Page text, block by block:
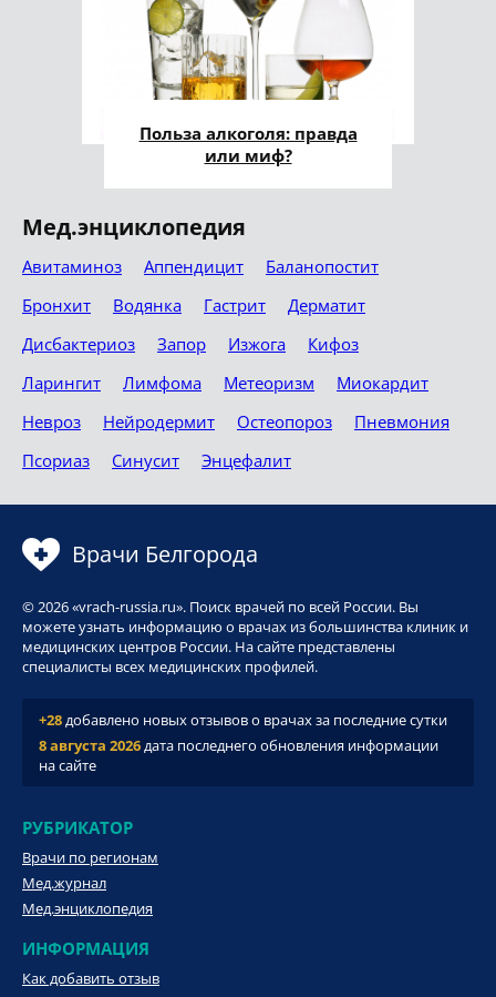
Польза алкоголя: правда
или миф?
Мед.энциклопедия
Авитаминоз Аппендицит
Баланопостит
Бронхит
Водянка Гастрит
Дерматит
Дисбактериоз
Запор Изжога
Кифоз
Ларингит
Лимфома Метеоризм
Миокардит
Невроз
Нейродермит Остеопороз
Пневмония
Псориаз
Синусит Энцефалит
Врачи Белгорода
© 2026 «vrach-russia.ru». Поиск врачей по всей России. Вы
можете узнать информацию о врачах из большинства клиник и
медицинских центров России. На сайте представлены
специалисты всех медицинских профилей.
+28добавлено новых отзывов о врачах за последние сутки
8 августа 2026дата последнего обновления информации
на сайте
РУБРИКАТОР
Врачи по регионам
Мед.журнал
Мед.энциклопедия
ИНФОРМАЦИЯ
Как добавить отзыв